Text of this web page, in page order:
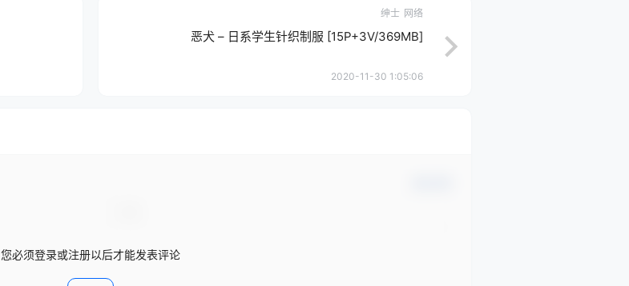
绅士 网络
恶犬 – 日系学生针织制服 [15P+3V/369MB]
2020-11-30 1:05:06
您必须登录或注册以后才能发表评论